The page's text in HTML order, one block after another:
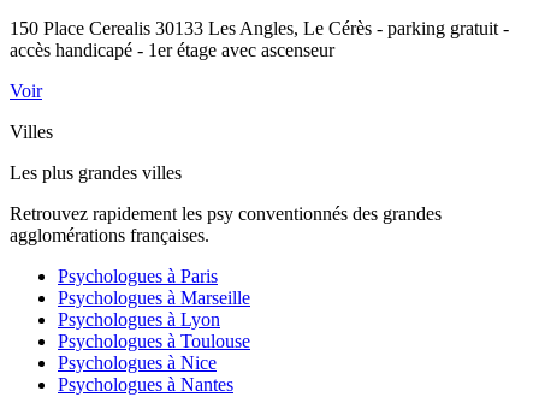
150 Place Cerealis 30133 Les Angles, Le Cérès - parking gratuit -
accès handicapé - 1er étage avec ascenseur
Voir
Villes
Les plus grandes villes
Retrouvez rapidement les psy conventionnés des grandes
agglomérations françaises.
Psychologues à Paris
Psychologues à Marseille
Psychologues à Lyon
Psychologues à Toulouse
Psychologues à Nice
Psychologues à Nantes